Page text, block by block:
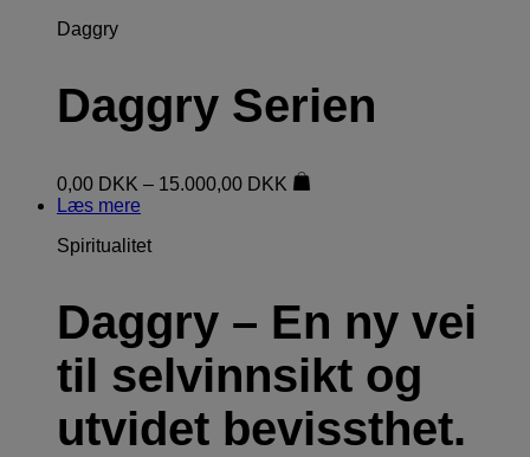
Daggry
Daggry Serien
0,00 DKK – 15.000,00 DKK
Læs mere
Spiritualitet
Daggry – En ny vei
til selvinnsikt og
utvidet bevissthet.